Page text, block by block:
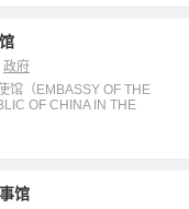
政府
馆（EMBASSY OF THE
OF CHINA IN THE
馆